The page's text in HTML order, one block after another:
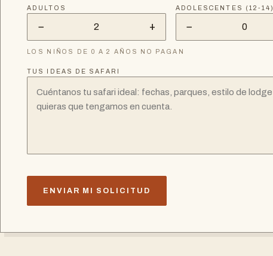
ADULTOS
− 2 +
ADOLESCENTES (12-14)
− 0
LOS NIÑOS DE 0 A 2 AÑOS NO PAGAN
TUS IDEAS DE SAFARI
ENVIAR MI SOLICITUD